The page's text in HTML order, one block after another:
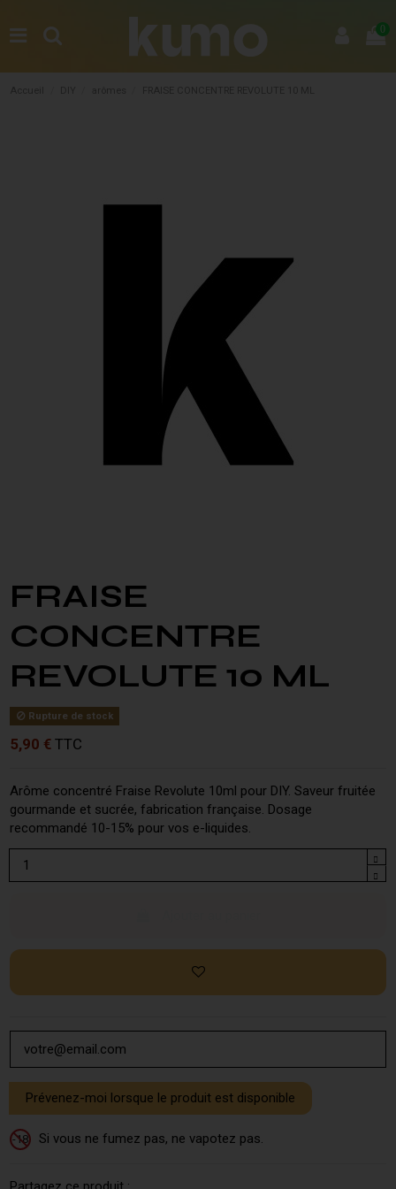
0
FRAISE
CONCENTRE
REVOLUTE 10 ML
Rupture de stock
5,90 €TTC
Arôme concentré Fraise Revolute 10ml pour DIY. Saveur fruitée
gourmande et sucrée, fabrication française. Dosage
recommandé 10-15% pour vos e-liquides.
-18 Si vous ne fumez pas, ne vapotez pas.